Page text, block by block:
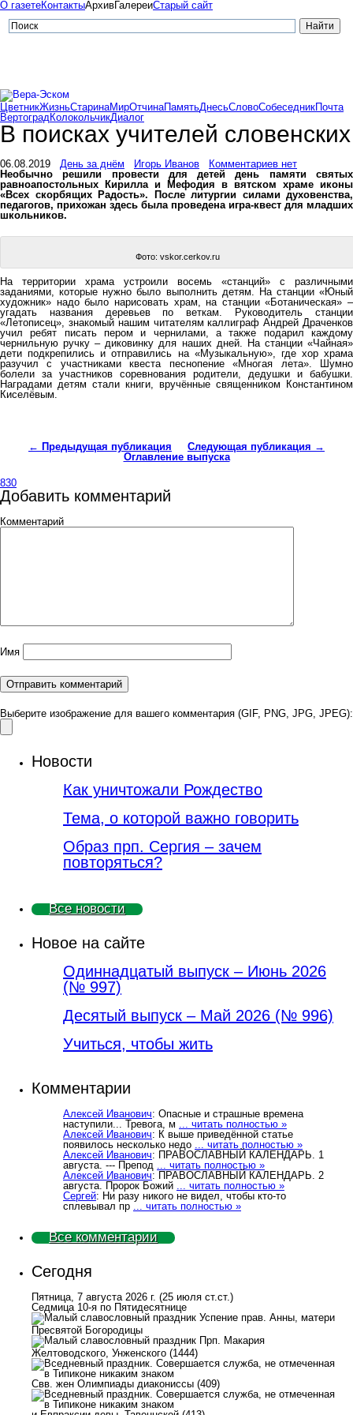
О газетеКонтактыАрхивГалереиСтарый сайт
ЦветникЖизньСтаринаМирОтчинаПамятьДнесьСловоСобеседникПочта
ВертоградКолокольчикДиалог
В поисках учителей словенских
06.08.2019 День за днём Игорь Иванов
Комментариев нет
Необычно решили провести для детей день памяти святых
равноапостольных Кирилла и Мефодия в вятском храме иконы
«Всех скорбящих Радость». После литургии силами духовенства,
педагогов, прихожан здесь была проведена игра-квест для младших
школьников.
Фото: vskor.cerkov.ru
На территории храма устроили восемь «станций» с различными
заданиями, которые нужно было выполнить детям. На станции «Юный
художник» надо было нарисовать храм, на станции «Ботаническая» –
угадать названия деревьев по веткам. Руководитель станции
«Летописец», знакомый нашим читателям каллиграф Андрей Драченков
учил ребят писать пером и чернилами, а также подарил каждому
чернильную ручку – диковинку для наших дней. На станции «Чайная»
дети подкрепились и отправились на «Музыкальную», где хор храма
разучил с участниками квеста песнопение «Многая лета». Шумно
болели за участников соревнования родители, дедушки и бабушки.
Наградами детям стали книги, вручённые священником Константином
Киселёвым.
← Предыдущая публикация
Следующая публикация →
Оглавление выпуска
830
Добавить комментарий
Комментарий
Имя
Выберите изображение для вашего комментария (GIF, PNG, JPG, JPEG):
Новости
Как уничтожали Рождество
Тема, о которой важно говорить
Образ прп. Сергия – зачем
повторяться?
Все новости
Новое на сайте
Одиннадцатый выпуск – Июнь 2026
(№ 997)
Деcятый выпуск – Май 2026 (№ 996)
Учиться, чтобы жить
Комментарии
Алексей Иванович: Опасные и страшные времена
наступили... Тревога, м ... читать полностью »
Алексей Иванович: К выше приведённой статье
появилось несколько недо ... читать полностью »
Алексей Иванович: ПРАВОСЛАВНЫЙ КАЛЕНДАРЬ. 1
августа. --- Препод ... читать полностью »
Алексей Иванович: ПРАВОСЛАВНЫЙ КАЛЕНДАРЬ. 2
августа. Пророк Божий ... читать полностью »
Сергей: Ни разу никого не видел, чтобы кто-то
сплевывал пр ... читать полностью »
Все комментарии
Сегодня
Пятница, 7 августа 2026 г. (25 июля ст.ст.)
Седмица 10-я по Пятидесятнице
Успение прав. Анны, матери
Пресвятой Богородицы
Прп. Макария
Желтоводского, Унженского (1444)
Свв. жен Олимпиады диакониссы (409)